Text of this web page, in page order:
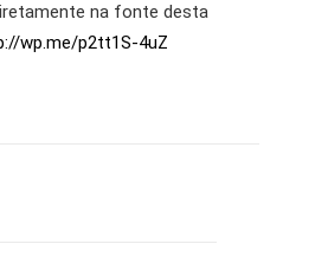
na fonte desta
wp.me/p2tt1S-4uZ